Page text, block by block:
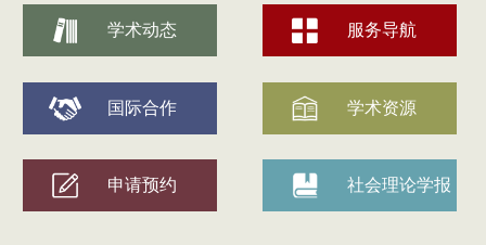
学术动态 服务导航
国际合作 学术资源
申请预约 社会理论学报